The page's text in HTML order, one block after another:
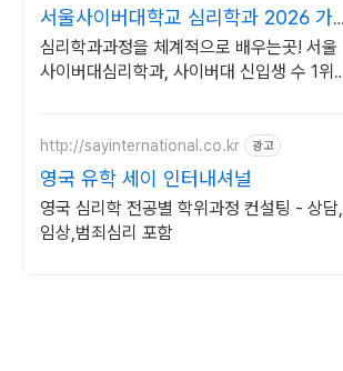
서울사이버대학교 심리학과 2026 가
을학기 신편입생
심리학과과정을 체계적으로 배우는곳! 서울
사이버대심리학과, 사이버대 신입생 수 1위
http://sayinternational.co.kr 광고
영국 유학 세이 인터내셔널
영국 심리학 전공별 학위과정 컨설팅 - 상담,
임상,범죄심리 포함